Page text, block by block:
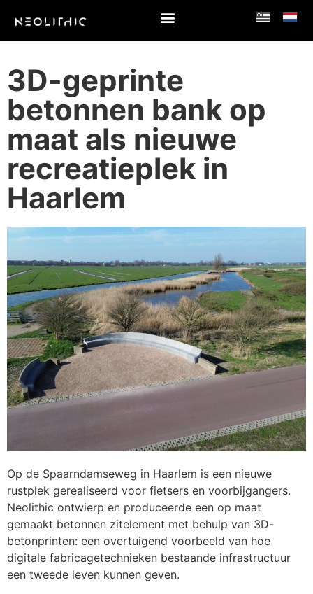
3D-geprinte
betonnen bank op
maat als nieuwe
recreatieplek in
Haarlem
Op de Spaarndamseweg in Haarlem is een nieuwe
rustplek gerealiseerd voor fietsers en voorbijgangers.
Neolithic ontwierp en produceerde een op maat
gemaakt betonnen zitelement met behulp van 3D-
betonprinten: een overtuigend voorbeeld van hoe
digitale fabricagetechnieken bestaande infrastructuur
een tweede leven kunnen geven.